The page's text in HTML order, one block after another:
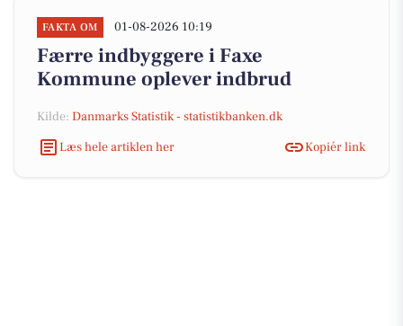
FAKTA OM 01-08-2026 10:19
Færre indbyggere i Faxe
Kommune oplever indbrud
Kilde: Danmarks Statistik - statistikbanken.dk
Læs hele artiklen her
Kopiér link